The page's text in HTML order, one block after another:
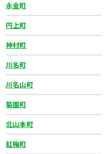
永金町
円上町
神村町
川名町
川名山町
菊園町
北山本町
紅梅町